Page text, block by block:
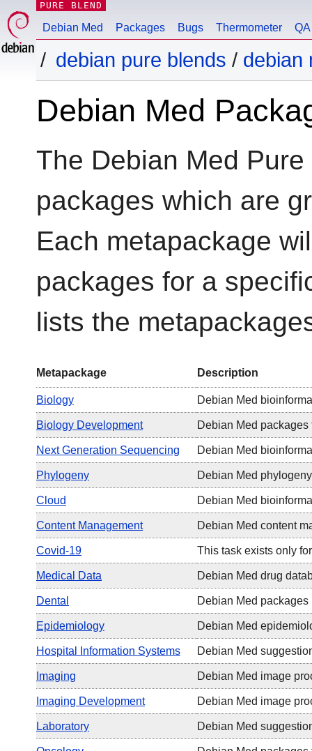
PURE BLEND
Debian Med Packages Bugs Thermometer
debian pure blends / debian
Debian Med
The Debian Med
packages which are
Each metapackage
packages for a
lists the
Metapackage Description
Biology Debian Med
Biology Development Debian Med
Next Generation Sequencing Debian Med
Phylogeny Debian Med
Cloud Debian Med
Content Management Debian Med content
Covid-19 This task exists only
Medical Data Debian Med drug
Dental Debian Med
Epidemiology Debian Med
Hospital Information Systems Debian Med
Imaging Debian Med image
Imaging Development Debian Med image
Laboratory Debian Med